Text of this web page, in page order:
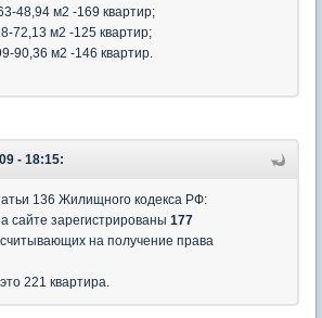
48,94 м2 -169 квартир;
72,13 м2 -125 квартир;
90,36 м2 -146 квартир.
- 18:15:
136 Жилищного кодекса РФ:
сайте зарегистрированы 177
на получение права
221 квартира.